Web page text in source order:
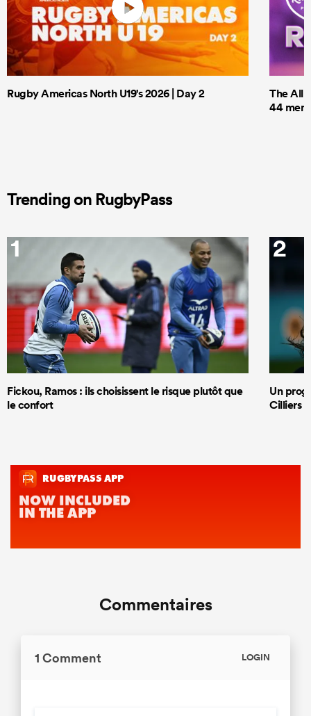
Rugby Americas North U19's 2026 | Day 2
The All
44 men
Trending on RugbyPass
1
Fickou, Ramos : ils choisissent le risque plutôt que
le confort
2
Un
Cilliers
Commentaires
1 Comment LOGIN